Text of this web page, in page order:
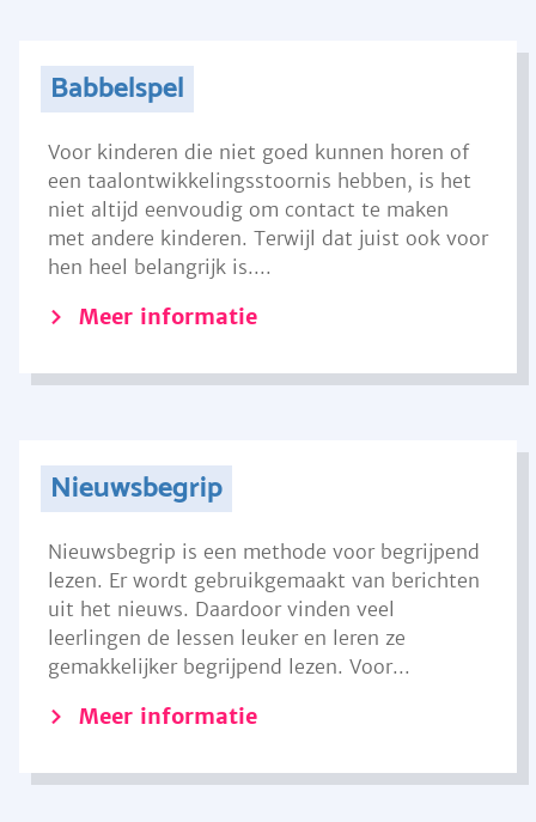
Babbelspel
Voor kinderen die niet goed kunnen horen of
een taalontwikkelingsstoornis hebben, is het
niet altijd eenvoudig om contact te maken
met andere kinderen. Terwijl dat juist ook voor
hen heel belangrijk is....
Meer informatie
Nieuwsbegrip
Nieuwsbegrip is een methode voor begrijpend
lezen. Er wordt gebruikgemaakt van berichten
uit het nieuws. Daardoor vinden veel
leerlingen de lessen leuker en leren ze
gemakkelijker begrijpend lezen. Voor...
Meer informatie